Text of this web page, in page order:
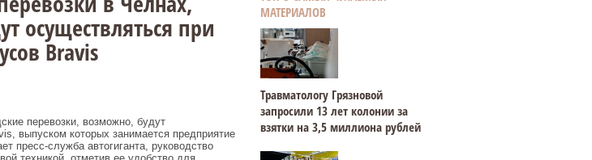
осуществляться при
Bravis
перевозки, возможно, будут
выпуском которых занимается предприятие
пресс-служба автогиганта, руководство
техникой, отметив ее удобство для
МАТЕРИАЛОВ
Травматологу Грязновой
запросили 13 лет колонии за
взятки на 3,5 миллиона рублей